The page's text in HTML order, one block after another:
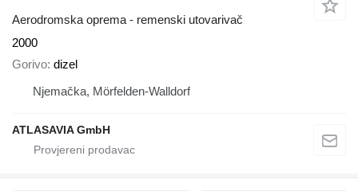
Aerodromska oprema - remenski utovarivač
2000
Gorivo dizel
Njemačka, Mörfelden-Walldorf
ATLASAVIA GmbH